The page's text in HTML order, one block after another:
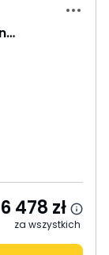
Alua Atlantico Golf (ex. Aguamarina Golf)
6 478 zł
za wszystkich